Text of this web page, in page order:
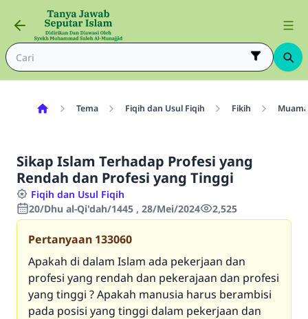
Tema Fiqih dan Usul Fiqih Fikih
Sikap Islam Terhadap Profesi yang
Rendah dan Profesi yang Tinggi
Fiqih dan Usul Fiqih
20/Dhu al-Qi'dah/1445 , 28/Mei/2024
2,525
Pertanyaan 133060
Apakah di dalam Islam ada pekerjaan dan
profesi yang rendah dan pekerajaan dan profesi
yang tinggi ? Apakah manusia harus berambisi
pada posisi yang tinggi dalam pekerjaan dan